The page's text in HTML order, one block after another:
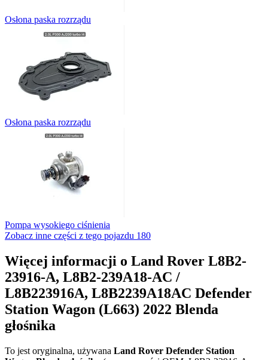
Osłona paska rozrządu
Osłona paska rozrządu
Pompa wysokiego ciśnienia
Zobacz inne części z tego pojazdu 180
Więcej informacji o Land Rover L8B2-
23916-A, L8B2-239A18-AC /
L8B223916A, L8B2239A18AC Defender
Station Wagon (L663) 2022 Blenda
głośnika
To jest oryginalna, używana Land Rover Defender Station